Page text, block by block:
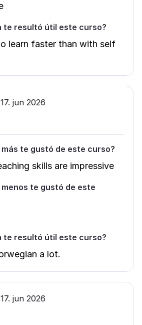
te resultó útil este curso?
learn faster than with self
17. jun 2026
te gustó de este curso?
skills are impressive
te gustó de este
te resultó útil este curso?
a lot.
17. jun 2026